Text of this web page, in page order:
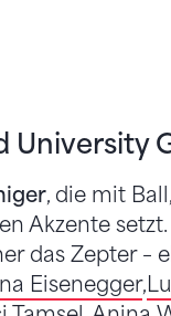
, die mit
Akzente
das Zepter –
Eisenegger,